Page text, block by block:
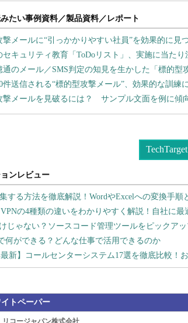
たい事例資料／製品資料／レポート
撃メールに“引っかかりやすい社員”を効果的に見
セキュリティ教育「ToDoリスト」、実施に当たり
通のメール／SMS判定の知見を生かした「標的型
件送信される“標的型攻撃メール”、効果的な訓練
撃メールを見破るには？ サンプル文面を例に傾
する方法を徹底解説！WordやExcelへの変換手順
VPNの4種類の違いをわかりやすく解説！自社に最
じゃない？ソースコード管理ツールをピックア
何ができる？どんな仕事で活用できるのか
最新】コールセンターシステム17選を徹底比較
トペーパー